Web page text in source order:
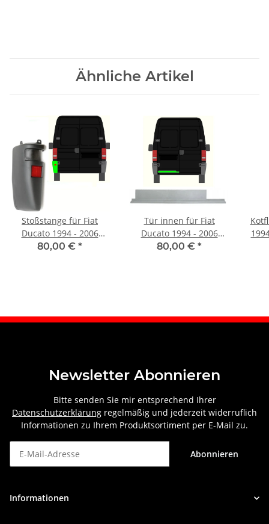
Ähnliche Artikel
Stoßstange für Fiat
Ducato 1994 - 2006
hinten links
80,00 € *
Tür innen für Fiat
Ducato 1994 - 2006
hinten links
80,00 € *
Newsletter Abonnieren
Bitte senden Sie mir entsprechend Ihrer
Datenschutzerklärung regelmäßig und jederzeit widerruflich
Informationen zu Ihrem Produktsortiment per E-Mail zu.
Abonnieren
Informationen